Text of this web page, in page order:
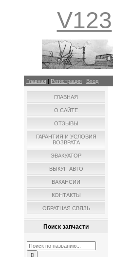
V123
Главная | Регистрация | Вход
ГЛАВНАЯ
О САЙТЕ
ОТЗЫВЫ
ГАРАНТИЯ И УСЛОВИЯ
ВОЗВРАТА
ЭВАКУАТОР
ВЫКУП АВТО
ВАКАНСИИ
КОНТАКТЫ
ОБРАТНАЯ СВЯЗЬ
Поиск запчасти